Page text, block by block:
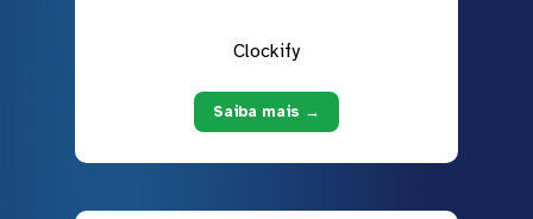
Clockify
Saiba mais →